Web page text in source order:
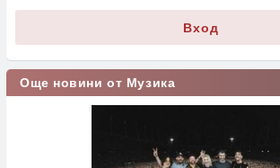
Вход
Още новини от Музика